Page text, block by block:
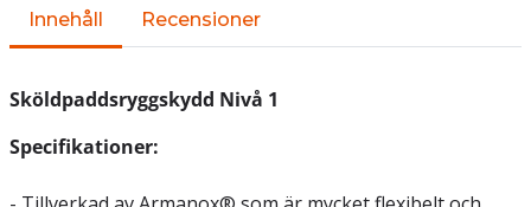
Innehåll Recensioner
Sköldpaddsryggskydd Nivå 1
Specifikationer: